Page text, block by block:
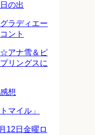
の出
ラディエー
ント
☆アナ雪＆ピ
リングスに
想
マイル」
12日金曜ロ